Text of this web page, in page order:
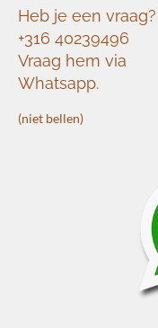
Heb je een vraag?
+316 40239496
Vraag hem via
Whatsapp.
(niet bellen)